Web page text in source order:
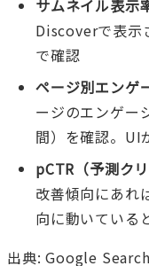
サムネイル表示
Discoverで表示
で確認
ページ別エンゲ
ージのエンゲー
間）を確認。UI
pCTR（予測ク
改善傾向にあれ
向に動いている
出典: Google